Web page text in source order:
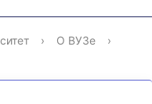
› О ВУЗе
›